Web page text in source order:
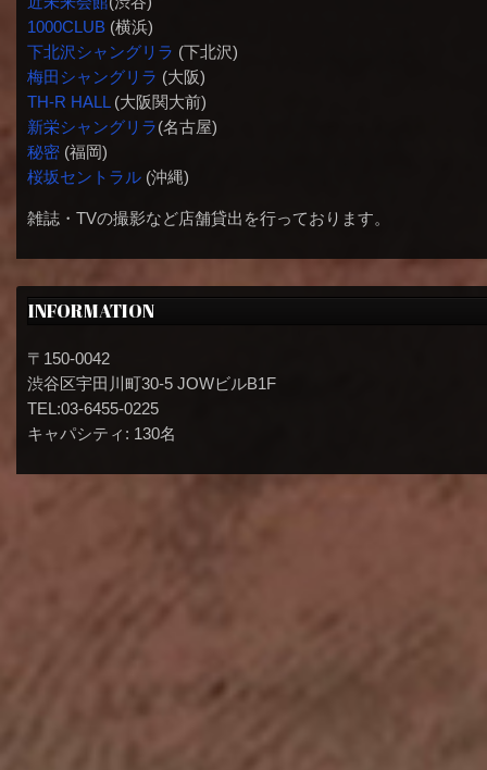
1000CLUB(横浜)
下北沢シャングリラ (下北沢)
梅田シャングリラ (大阪)
TH-R HALL(大阪関大前)
新栄シャングリラ(名古屋)
秘密(福岡)
桜坂セントラル(沖縄)
雑誌・TVの撮影など店舗貸出を行っております。
INFORMATION
〒150-0042
渋谷区宇田川町30-5 JOWビルB1F
TEL:03-6455-0225
キャパシティ: 130名